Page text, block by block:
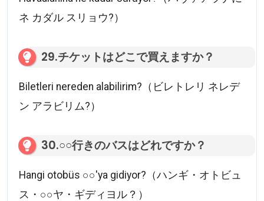
ネ カダル スリョウ?）
29.チケットはどこで買えますか？
Biletleri nereden alabilirim?（ビレトレリ ネレデ
ン アラビリム?）
30.○○行きのバスはどれですか？
Hangi otobüs ○○'ya gidiyor?（ハンギ・オトビュ
ス・○○ヤ・ギディヨル？）